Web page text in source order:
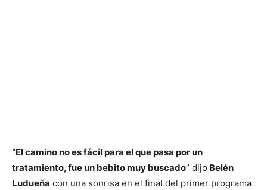
“El camino no es fácil para el que pasa por un
tratamiento, fue un bebito muy buscado” dijo Belén
Ludueña con una sonrisa en el final del primer programa